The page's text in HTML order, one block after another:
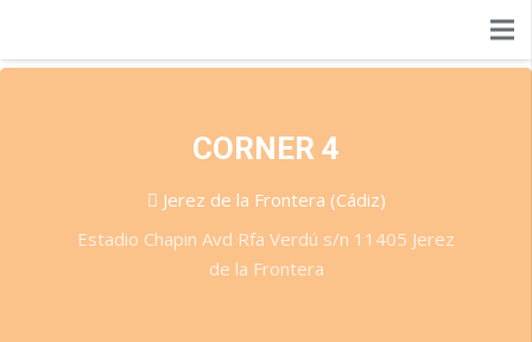
CORNER 4
Jerez de la Frontera (Cádiz)
Estadio Chapin Avd Rfa Verdú s/n 11405 Jerez
de la Frontera